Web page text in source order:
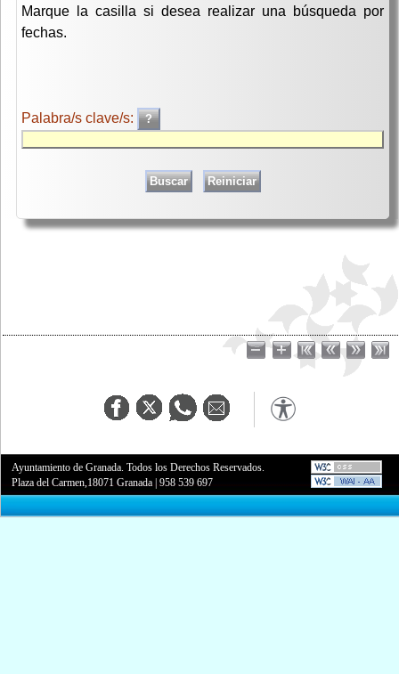
Marque la casilla si desea realizar una búsqueda por
fechas.
Palabra/s clave/s:
Ayuntamiento de Granada. Todos los Derechos Reservados.
Plaza del Carmen,18071 Granada |958 539 697